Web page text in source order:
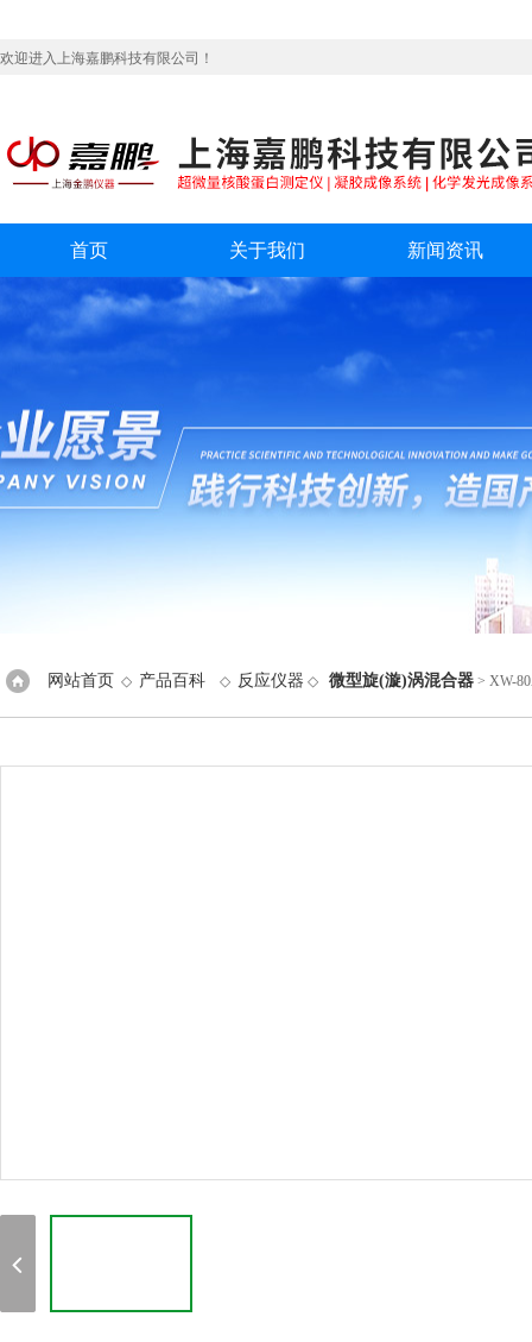
欢迎进入上海嘉鹏科技有限公司！
首页 关于我们 新闻资讯
网站首页 ◇ 产品百科 ◇ 反应仪器 ◇ 微型旋(漩)涡混合器 > XW-